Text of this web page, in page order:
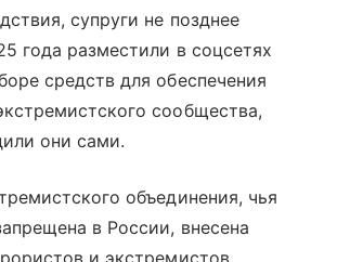
супруги не позднее
года разместили в соцсетях
средств для обеспечения
сообщества,
они сами.
объединения, чья
в России, внесена
и экстремистов.